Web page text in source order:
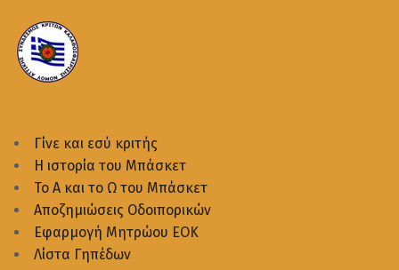
Γίνε και εσύ κριτής
Η ιστορία του Μπάσκετ
Το Α και το Ω του Μπάσκετ
Αποζημιώσεις Οδοιπορικών
Εφαρμογή Μητρώου ΕΟΚ
Λίστα Γηπέδων